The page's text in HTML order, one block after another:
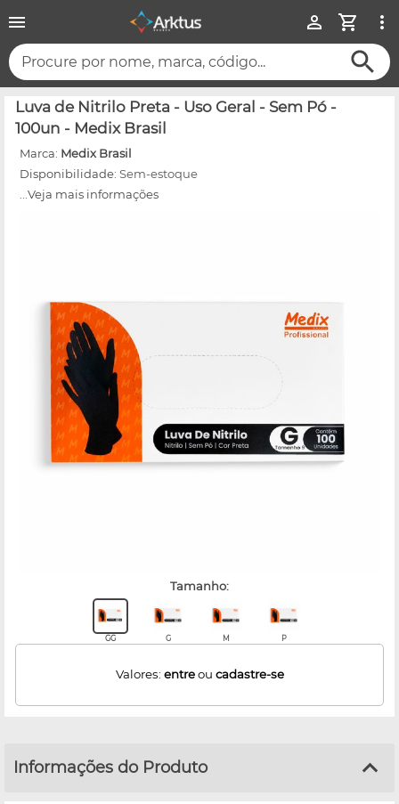
Procure por nome, marca, código...
Luva de Nitrilo Preta - Uso Geral - Sem Pó -
100un - Medix Brasil
Marca: Medix Brasil
Disponibilidade: Sem-estoque
...Veja mais informações
tamanho:
GG G M P
Valores: entreou cadastre-se
Informações do Produto